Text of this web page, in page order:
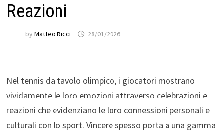
Reazioni
by Matteo Ricci 28/01/2026
Nel tennis da tavolo olimpico, i giocatori mostrano
vividamente le loro emozioni attraverso celebrazioni e
reazioni che evidenziano le loro connessioni personali e
culturali con lo sport. Vincere spesso porta a una gamma